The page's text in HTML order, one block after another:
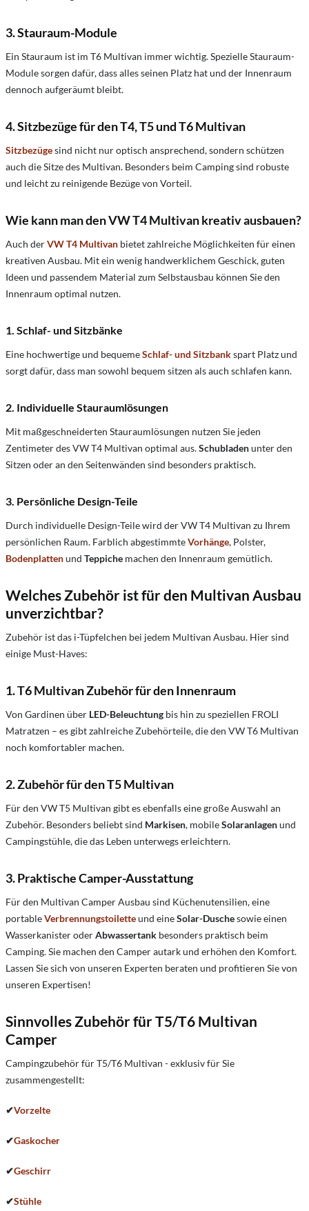
3. Stauraum-Module
Ein Stauraum ist im T6 Multivan immer wichtig. Spezielle Stauraum-
Module sorgen dafür, dass alles seinen Platz hat und der Innenraum
dennoch aufgeräumt bleibt.
4. Sitzbezüge für den T4, T5 und T6 Multivan
Sitzbezügesind nicht nur optisch ansprechend, sondern schützen
auch die Sitze des Multivan. Besonders beim Camping sind robuste
und leicht zu reinigende Bezüge von Vorteil.
Wie kann man den VW T4 Multivan kreativ ausbauen?
Auch derVW T4 Multivan bietet zahlreiche Möglichkeiten für einen
kreativen Ausbau. Mit ein wenig handwerklichem Geschick, guten
Ideen und passendem Material zum Selbstausbau können Sie den
Innenraum optimal nutzen.
1. Schlaf- und Sitzbänke
Eine hochwertige und bequemeSchlaf- und Sitzbankspart Platz und
sorgt dafür, dass man sowohl bequem sitzen als auch schlafen kann.
2. Individuelle Stauraumlösungen
Mit maßgeschneiderten Stauraumlösungen nutzen Sie jeden
Zentimeter des VW T4 Multivan optimal aus.Schubladenunter den
Sitzen oder an den Seitenwänden sind besonders praktisch.
3. Persönliche Design-Teile
Durch individuelle Design-Teile wird der VW T4 Multivan zu Ihrem
persönlichen Raum. Farblich abgestimmteVorhänge, Polster,
Bodenplattenund Teppiche machen den Innenraum gemütlich.
Welches Zubehör ist für den Multivan Ausbau
unverzichtbar?
Zubehör ist das i-Tüpfelchen bei jedem Multivan Ausbau. Hier sind
einige Must-Haves:
1. T6 Multivan Zubehör für den Innenraum
Von Gardinen über LED-Beleuchtung bis hin zu speziellen FROLI
Matratzen – es gibt zahlreiche Zubehörteile, die den VW T6 Multivan
noch komfortabler machen.
2. Zubehör für den T5 Multivan
Für den VW T5 Multivan gibt es ebenfalls eine große Auswahl an
Zubehör. Besonders beliebt sind Markisen, mobileSolaranlagenund
Campingstühle, die das Leben unterwegs erleichtern.
3. Praktische Camper-Ausstattung
Für den Multivan Camper Ausbau sind Küchenutensilien, eine
portableVerbrennungstoiletteund eineSolar-Duschesowie einen
Wasserkanister oderAbwassertank besonders praktisch beim
Camping. Sie machen den Camper autark und erhöhen den Komfort.
Lassen Sie sich von unseren Experten beraten und profitieren Sie von
unseren Expertisen!
Sinnvolles Zubehör für T5/T6 Multivan
Camper
Campingzubehör für T5/T6 Multivan - exklusiv für Sie
zusammengestellt:
✔Vorzelte
✔Gaskocher
✔Geschirr
✔Stühle